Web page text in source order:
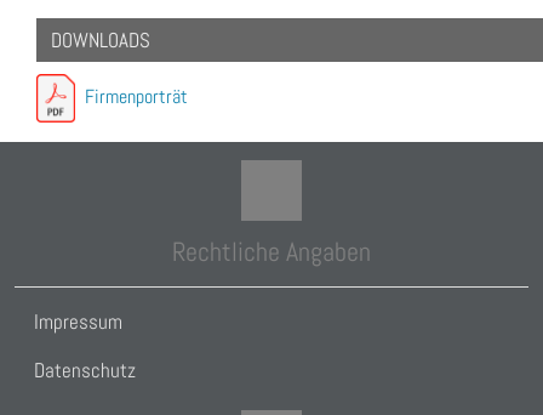
DOWNLOADS
Firmenporträt
Rechtliche Angaben
Impressum
Datenschutz